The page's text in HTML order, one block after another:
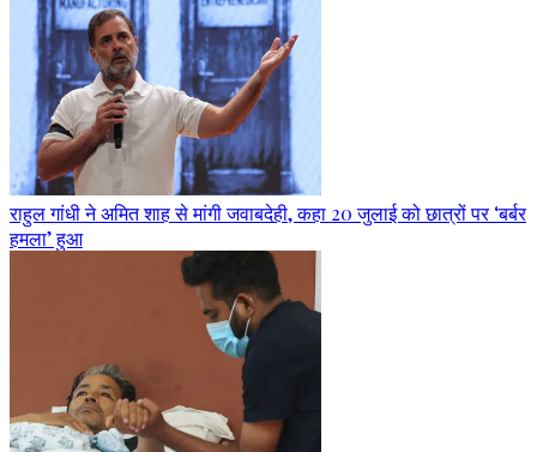
राहुल गांधी ने अमित शाह से मांगी जवाबदेही, कहा 20 जुलाई को छात्रों पर ‘बर्बर
हमला’ हुआ